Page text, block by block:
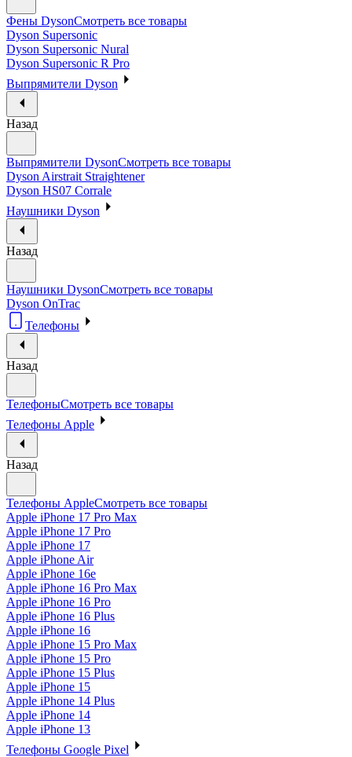
Фены DysonСмотреть все товары
Dyson Supersonic
Dyson Supersonic Nural
Dyson Supersonic R Pro
Выпрямители Dyson
Назад
Выпрямители DysonСмотреть все товары
Dyson Airstrait Straightener
Dyson HS07 Corrale
Наушники Dyson
Назад
Наушники DysonСмотреть все товары
Dyson OnTrac
Телефоны
Назад
ТелефоныСмотреть все товары
Телефоны Apple
Назад
Телефоны AppleСмотреть все товары
Apple iPhone 17 Pro Max
Apple iPhone 17 Pro
Apple iPhone 17
Apple iPhone Air
Apple iPhone 16e
Apple iPhone 16 Pro Max
Apple iPhone 16 Pro
Apple iPhone 16 Plus
Apple iPhone 16
Apple iPhone 15 Pro Max
Apple iPhone 15 Pro
Apple iPhone 15 Plus
Apple iPhone 15
Apple iPhone 14 Plus
Apple iPhone 14
Apple iPhone 13
Телефоны Google Pixel